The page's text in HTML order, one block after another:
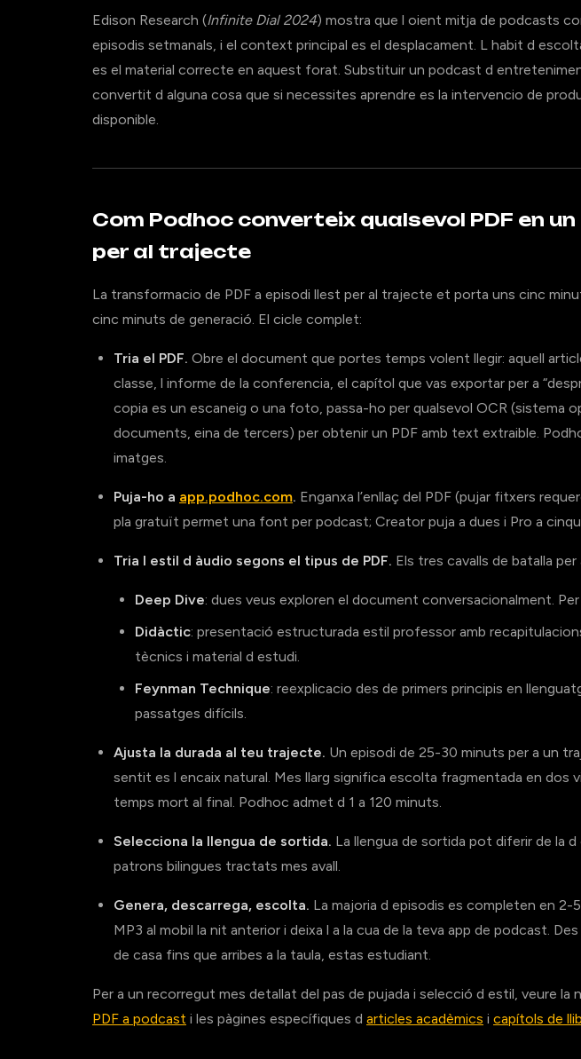
Edison Research (Infinite Dial 2024) mostra que l oient mitja de podcasts
episodis setmanals, i el context principal es el desplacament. L habit d
es el material correcte en aquest forat. Substituir un podcast d
convertit d alguna cosa que si necessites aprendre es la intervencio de
disponible.
Com Podhoc converteix qualsevol PDF en
per al trajecte
La transformacio de PDF a episodi llest per al trajecte et porta uns cinc
cinc minuts de generació. El cicle complet:
Tria el PDF. Obre el document que portes temps volent llegir: aquell
classe, l informe de la conferencia, el capítol que vas exportar per a
copia es un escaneig o una foto, passa-ho per qualsevol OCR (sistema
documents, eina de tercers) per obtenir un PDF amb text extraible.
imatges.
Puja-ho a app.podhoc.com. Enganxa l’enllaç del PDF (pujar fitxers
pla gratuït permet una font per podcast; Creator puja a dues i Pro a
Tria l estil d àudio segons el tipus de PDF. Els tres cavalls de batalla
Deep Dive: dues veus exploren el document conversacionalment. Per
Didàctic: presentació estructurada estil professor amb
tècnics i material d estudi.
Feynman Technique: reexplicacio des de primers principis en
passatges difícils.
Ajusta la durada al teu trajecte. Un episodi de 25-30 minuts per a un
sentit es l encaix natural. Mes llarg significa escolta fragmentada en dos
temps mort al final. Podhoc admet d 1 a 120 minuts.
Selecciona la llengua de sortida. La llengua de sortida pot diferir de la
patrons bilingues tractats mes avall.
Genera, descarrega, escolta. La majoria d episodis es completen en 2-
MP3 al mobil la nit anterior i deixa l a la cua de la teva app de podcast.
de casa fins que arribes a la taula, estas estudiant.
Per a un recorregut mes detallat del pas de pujada i selecció d estil, veure la
PDF a podcast i les pàgines específiques d articles acadèmics i capítols de